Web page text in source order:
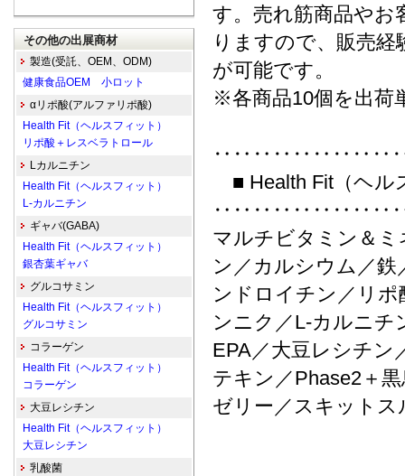
す。売れ筋商品やお
りますので、販売
が可能です。
※各商品10個を出荷
■ Health Fit（ヘル
マルチビタミン＆
ン／カルシウム／
ンドロイチン／リ
ンニク／L-カルニチ
EPA／大豆レシチ
テキン／Phase2＋
ゼリー／スキット
その他の出展商材
製造(受託、OEM、ODM)
健康食品OEM 小ロット
αリポ酸(アルファリポ酸)
Health Fit（ヘルスフィット）
リポ酸＋レスベラトロール
Lカルニチン
Health Fit（ヘルスフィット）
L-カルニチン
ギャバ(GABA)
Health Fit（ヘルスフィット）
銀杏葉ギャバ
グルコサミン
Health Fit（ヘルスフィット）
グルコサミン
コラーゲン
Health Fit（ヘルスフィット）
コラーゲン
大豆レシチン
Health Fit（ヘルスフィット）
大豆レシチン
乳酸菌